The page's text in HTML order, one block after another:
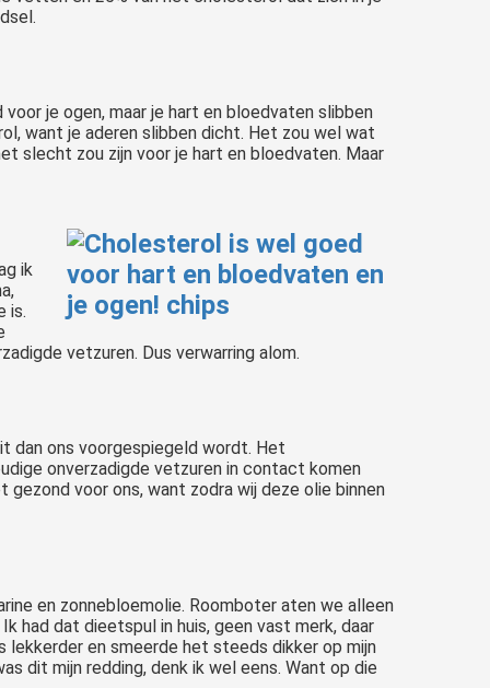
je ogen, maar je hart en bloedvaten slibben
want je aderen slibben dicht. Het zou wel wat
slecht zou zijn voor je hart en bloedvaten. Maar
ik
is.
vetzuren. Dus verwarring alom.
dan ons voorgespiegeld wordt. Het
onverzadigde vetzuren in contact komen
voor ons, want zodra wij deze olie binnen
en zonnebloemolie. Roomboter aten we alleen
had dat dieetspul in huis, geen vast merk, daar
lekkerder en smeerde het steeds dikker op mijn
dit mijn redding, denk ik wel eens. Want op die